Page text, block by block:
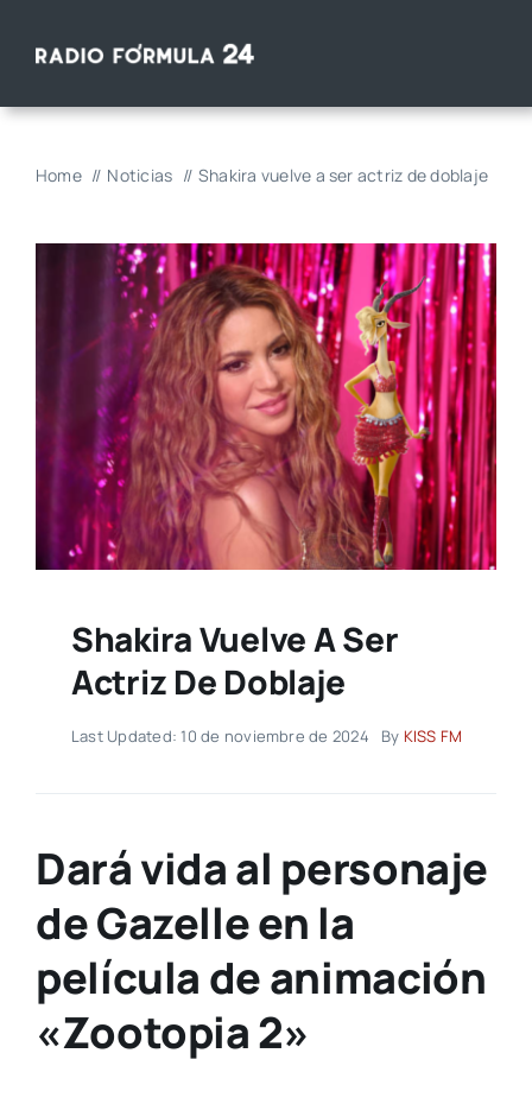
Home Noticias Shakira vuelve a ser actriz de doblaje
Shakira Vuelve A Ser
Actriz De Doblaje
Last Updated: 10 de noviembre de 2024 By KISS FM
Dará vida al personaje
de Gazelle en la
película de animación
«Zootopia 2»